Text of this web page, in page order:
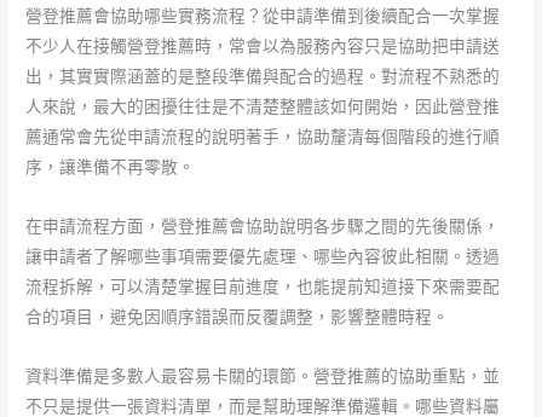
營登推薦會協助哪些實務流程？從申請準備到後續配合一次掌握
不少人在接觸營登推薦時，常會以為服務內容只是協助把申請送
出，其實實際涵蓋的是整段準備與配合的過程。對流程不熟悉的
人來說，最大的困擾往往是不清楚整體該如何開始，因此營登推
薦通常會先從申請流程的說明著手，協助釐清每個階段的進行順
序，讓準備不再零散。
在申請流程方面，營登推薦會協助說明各步驟之間的先後關係，
讓申請者了解哪些事項需要優先處理、哪些內容彼此相關。透過
流程拆解，可以清楚掌握目前進度，也能提前知道接下來需要配
合的項目，避免因順序錯誤而反覆調整，影響整體時程。
資料準備是多數人最容易卡關的環節。營登推薦的協助重點，並
不只是提供一張資料清單，而是幫助理解準備邏輯。哪些資料屬